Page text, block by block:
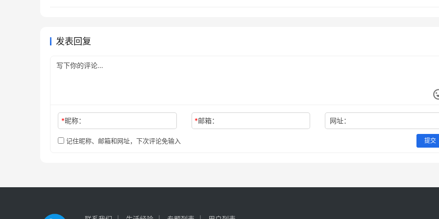
发表回复
*昵称： *邮箱： 网址：
提交